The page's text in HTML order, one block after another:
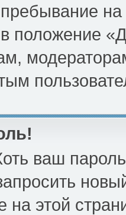
положение
ваш
на этой